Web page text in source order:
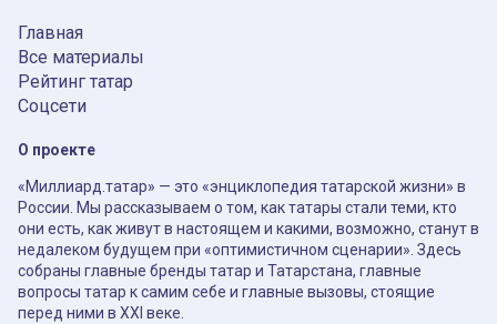
Главная
Все материалы
Рейтинг татар
Соцсети
О проекте
«Миллиард.татар» — это «энциклопедия татарской жизни» в
России. Мы рассказываем о том, как татары стали теми, кто
они есть, как живут в настоящем и какими, возможно, станут в
недалеком будущем при «оптимистичном сценарии». Здесь
собраны главные бренды татар и Татарстана, главные
вопросы татар к самим себе и главные вызовы, стоящие
перед ними в XXI веке.